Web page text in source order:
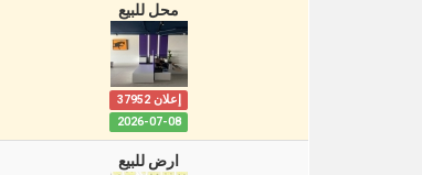
محل للبيع
إعلان 37952
2026-07-08
ارض للبيع